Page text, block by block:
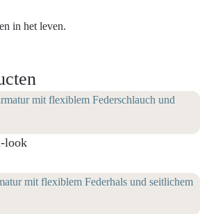
van puristisch tot industrieel.
in het leven.
look